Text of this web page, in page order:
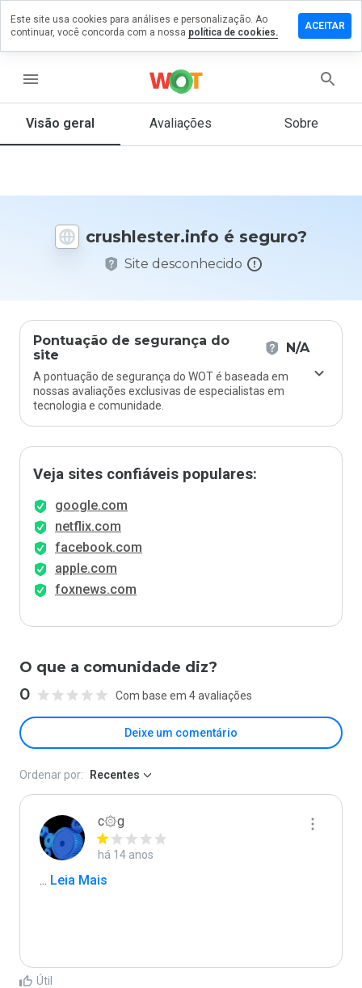
menu
Visão geral Avaliações Sobre
crushlester.info é seguro?
Site desconhecido
Pontuação de segurança do
site
N/A
A pontuação de segurança do WOT é baseada em
nossas avaliações exclusivas de especialistas em
tecnologia e comunidade.
Veja sites confiáveis populares:
google.com
netflix.com
facebook.com
apple.com
foxnews.com
O que a comunidade diz?
0 Com base em 4 avaliações
Deixe um comentário
um
em
De 1
nota
Ordenar por: Recentes
c۞g
há 14 anos
... Leia Mais
Útil
Este site usa cookies para análises e personalização. Ao
continuar, você concorda com a nossa política de cookies.
ACEITAR